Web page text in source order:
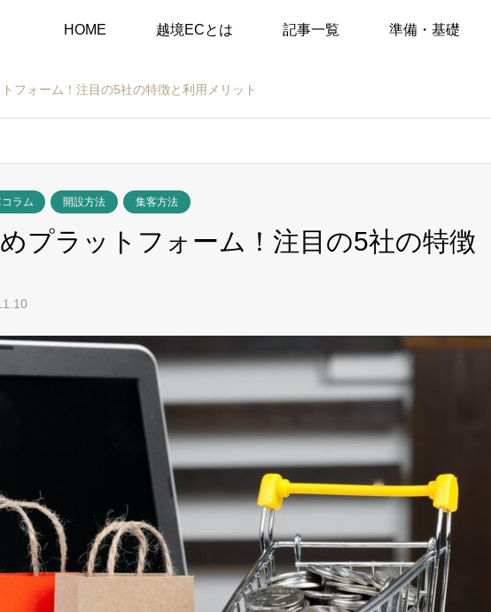
HOME 越境ECとは 記事一覧 準備・基礎
フォーム！注目の5社の特徴と利用メリット
ラム 開設方法 集客方法
プラットフォーム！注目の5社の特徴